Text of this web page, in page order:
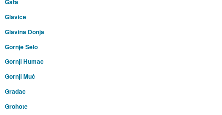
Gata
Glavice
Glavina Donja
Gornje Selo
Gornji Humac
Gornji Muć
Gradac
Grohote